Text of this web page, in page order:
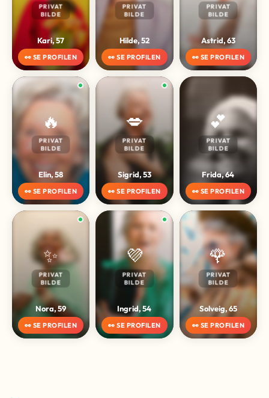
PRIVAT
BILDE
Kari, 57
👀 SE PROFILEN
PRIVAT
BILDE
Hilde, 52
👀 SE PROFILEN
PRIVAT
BILDE
Astrid, 63
👀 SE PROFILEN
🔥
PRIVAT
BILDE
Elin, 58
👀 SE PROFILEN
💋
PRIVAT
BILDE
Sigrid, 53
👀 SE PROFILEN
💕
PRIVAT
BILDE
Frida, 64
👀 SE PROFILEN
✨
PRIVAT
BILDE
Nora, 59
👀 SE PROFILEN
💜
PRIVAT
BILDE
Ingrid, 54
👀 SE PROFILEN
🌹
PRIVAT
BILDE
Solveig, 65
👀 SE PROFILEN